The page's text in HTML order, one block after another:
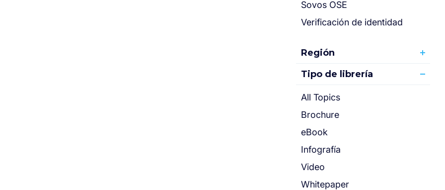
Sovos OSE
Verificación de identidad
Región
Tipo de librería
All Topics
Brochure
eBook
Infografía
Video
Whitepaper